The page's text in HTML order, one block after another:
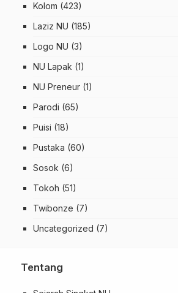
Kolom (423)
Laziz NU (185)
Logo NU (3)
NU Lapak (1)
NU Preneur (1)
Parodi (65)
Puisi (18)
Pustaka (60)
Sosok (6)
Tokoh (51)
Twibonze (7)
Uncategorized (7)
Tentang